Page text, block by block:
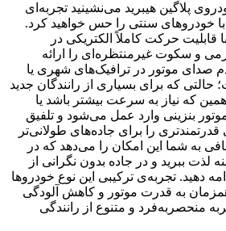
پلاگین هیبرید می‌نشینید تجربه‌ای
با خودروهای سنتی را حس خواهید کرد.
قابلیت حرکت کاملاً الکتریکی در
و سکوت غیرمنتظره‌ای را ارائه
صدای موتور در ترافیک‌های شهری یا
که برای بسیاری از رانندگان جدید
که نیاز به سرعت بیشتر باشد یا
بنزینی وارد عمل می‌شود و تلفیق
را برای جاده‌های طولانی‌تر
به شما این امکان را می‌دهد که در
لذت ببرید و در جاده بدون نگرانی از
دهید. تجربه‌ی ترکیبی این نوع خودروها
به قدرت موتور و کاهش آلودگی
منحصربه‌فرد و متنوع از رانندگی